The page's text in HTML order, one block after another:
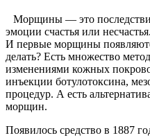
Морщины — это
эмоции счастья или
И первые морщины
делать? Есть множество
изменениями кожных
инъекции ботулотоксина,
процедур. А есть
морщин.
Появилось средство в 1887